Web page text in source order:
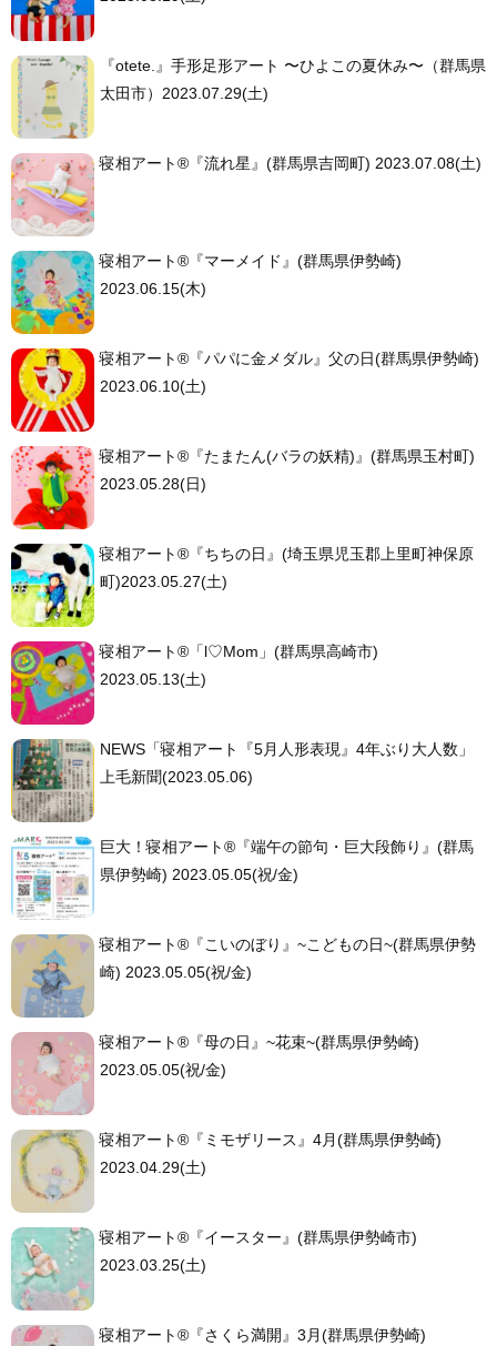
『otete.』手形足形アート 〜ひよこの夏休み〜（群馬県
太田市）2023.07.29(土)
寝相アート®︎『流れ星』(群馬県吉岡町) 2023.07.08(土)
寝相アート®︎『マーメイド』(群馬県伊勢崎)
2023.06.15(木)
寝相アート®︎『パパに金メダル』父の日(群馬県伊勢崎)
2023.06.10(土)
寝相アート®︎『たまたん(バラの妖精)』(群馬県玉村町)
2023.05.28(日)
寝相アート®︎『ちちの日』(埼玉県児玉郡上里町神保原
町)2023.05.27(土)
寝相アート®︎「l♡Mom」(群馬県高崎市)
2023.05.13(土)
NEWS「寝相アート『5月人形表現』4年ぶり大人数」
上毛新聞(2023.05.06)
巨大！寝相アート®︎『端午の節句・巨大段飾り』(群馬
県伊勢崎) 2023.05.05(祝/金)
寝相アート®︎『こいのぼり』~こどもの日~(群馬県伊勢
崎) 2023.05.05(祝/金)
寝相アート®︎『母の日』~花束~(群馬県伊勢崎)
2023.05.05(祝/金)
寝相アート®︎『ミモザリース』4月(群馬県伊勢崎)
2023.04.29(土)
寝相アート®︎『イースター』(群馬県伊勢崎市)
2023.03.25(土)
寝相アート®︎『さくら満開』3月(群馬県伊勢崎)